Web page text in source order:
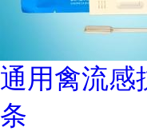
通用禽流感
条